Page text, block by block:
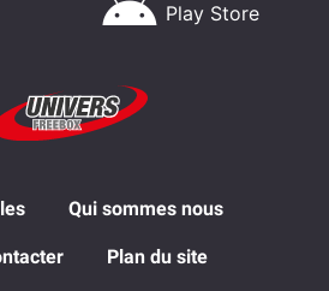
Play Store
Qui sommes nous
Plan du site